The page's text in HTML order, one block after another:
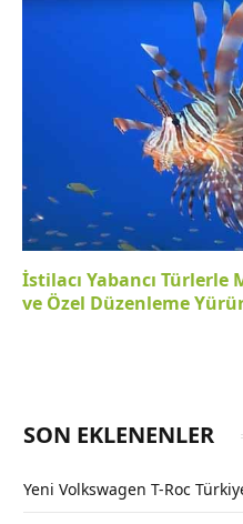
İstilacı Yabancı Türlerle
ve Özel Düzenleme
SON EKLENENLER
Yeni Volkswagen T-Roc